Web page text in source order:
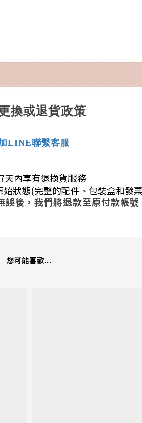
換或退貨政策
LINE聯繫客服
天內享有退換貨服務
狀態(完整的配件、包裝盒和發
誤後，我們將退款至原付款帳號
您可能喜歡...